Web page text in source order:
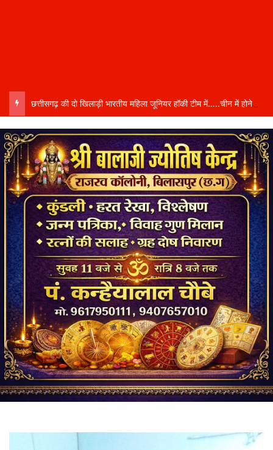
छत्तीसगढ़ की दो खिलाड़ी भारतीय महिला जूनियर हॉकी टीम में…..चीन में होने वाले एशिया कप में दिखाएंगी दम…..राष्ट्रीय टीम में चुनी गईं कांसाबेल की मधु सिदार और बोड़ला की गीता यादव खेलो इंडिया एक्सीलेंस सेंटर…..बिलासपुर में ले रहीं प्रशिक्षण…..उप मुख्यमंत्री अरुण साव ने दोनों खिलाड़ियों को दी बधाई….. वीडियो-कॉल पर बात कर तैयारियों की भी ली जानकारी…..